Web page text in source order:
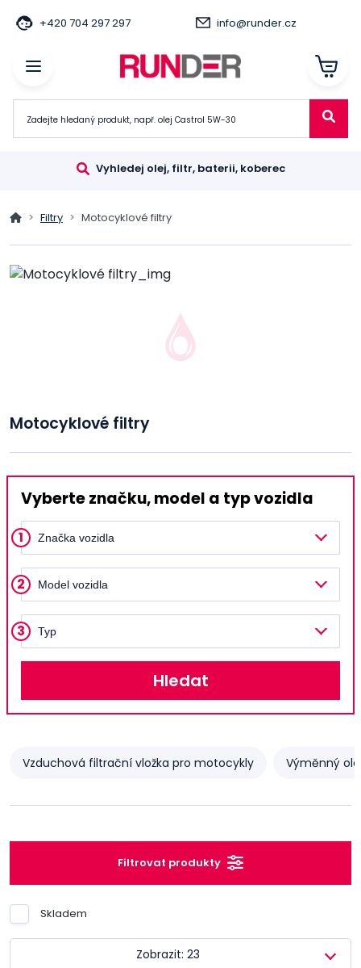
+420 704 297 297 info@runder.cz
Vyhledej olej, filtr, baterii, koberec
Filtry Motocyklové filtry
Motocyklové filtry
Vyberte značku, model a typ vozidla
1 Značka vozidla
2 Model vozidla
3 Typ
Hledat
Vzduchová filtrační vložka pro motocykly Výměnný
Filtrovat produkty
Skladem
Zobrazit: 23